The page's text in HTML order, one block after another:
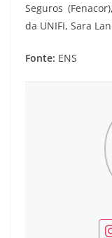
Seguros
da UNIFI, Sara
Fonte: ENS